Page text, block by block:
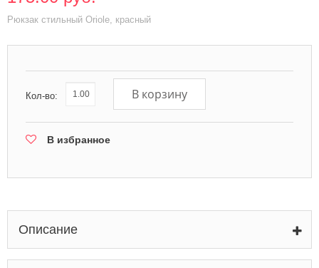
Рюкзак стильный Oriole, красный
Кол-во: В корзину
В избранное
Описание